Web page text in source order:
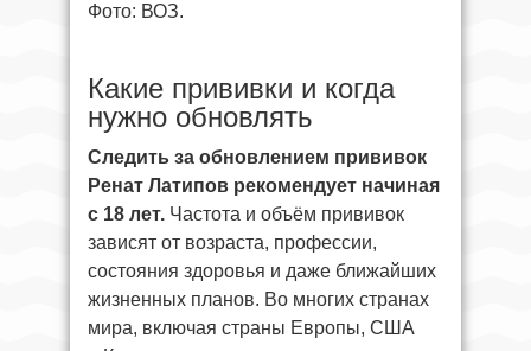
Фото: ВОЗ.
Какие прививки и когда
нужно обновлять
Следить за обновлением прививок
Ренат Латипов рекомендует начиная
с 18 лет. Частота и объём прививок
зависят от возраста, профессии,
состояния здоровья и даже ближайших
жизненных планов. Во многих странах
мира, включая страны Европы, США